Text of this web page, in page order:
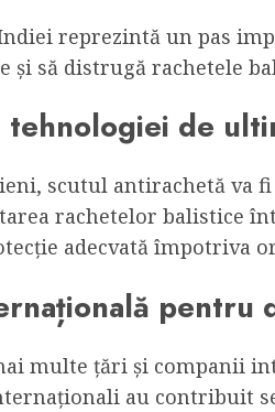
reprezintă un pas
și să distrugă rachetele
tehnologiei de
scutul antirachetă va
rachetelor balistice
adecvată împotriva
pentru
multe țări și companii
au contribuit